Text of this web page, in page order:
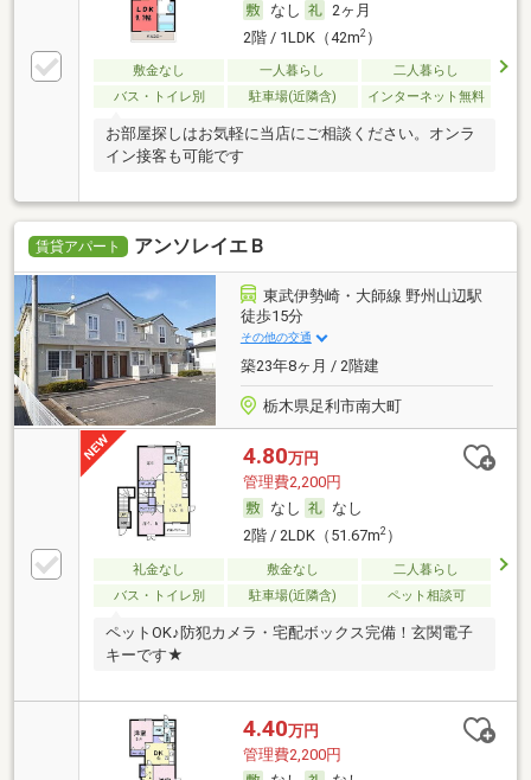
なし
2ヶ月
2階 / 1LDK（42m2）
敷金なし 一人暮らし
二人暮らし
バス・トイレ別
駐車場(近隣含) インターネット無料
お部屋探しはお気軽に当店にご相談ください。オンラ
イン接客も可能です
賃貸アパート アンソレイエＢ
東武伊勢崎・大師線 野州山辺駅
徒歩15分
その他の交通
築23年8ヶ月 / 2階建
栃木県足利市南大町
4.80万円
管理費2,200円
なし
なし
2階 / 2LDK（51.67m2）
礼金なし 敷金なし
二人暮らし
バス・トイレ別
駐車場(近隣含) ペット相談可
ペットOK♪防犯カメラ・宅配ボックス完備！玄関電子
キーです★
4.40万円
管理費2,200円